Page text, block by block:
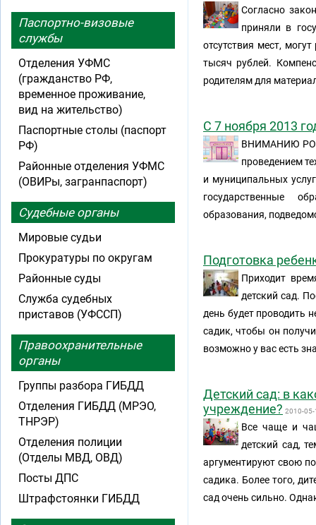
Согласно
приняли в
отсутствия мест,
тысяч рублей.
родителям для
С 7 ноября 2013
ВНИМАНИЮ
проведением
и муниципальных
государственные
образования,
Подготовка
Приходит
детский сад.
день будет проводить
садик, чтобы он
возможно у вас есть
Детский сад: в
учреждение? 2010-05-
Все чаще и
детский сад,
аргументируют свою
садика. Более того,
сад очень сильно.
Паспортно-визовые
службы
Отделения УФМС
(гражданство РФ,
временное проживание,
вид на жительство)
Паспортные столы (паспорт
РФ)
Районные отделения УФМС
(ОВИРы, загранпаспорт)
Судебные органы
Мировые судьи
Прокуратуры по округам
Районные суды
Служба судебных
приставов (УФССП)
Правоохранительные
органы
Группы разбора ГИБДД
Отделения ГИБДД (МРЭО,
ТНРЭР)
Отделения полиции
(Отделы МВД, ОВД)
Посты ДПС
Штрафстоянки ГИБДД